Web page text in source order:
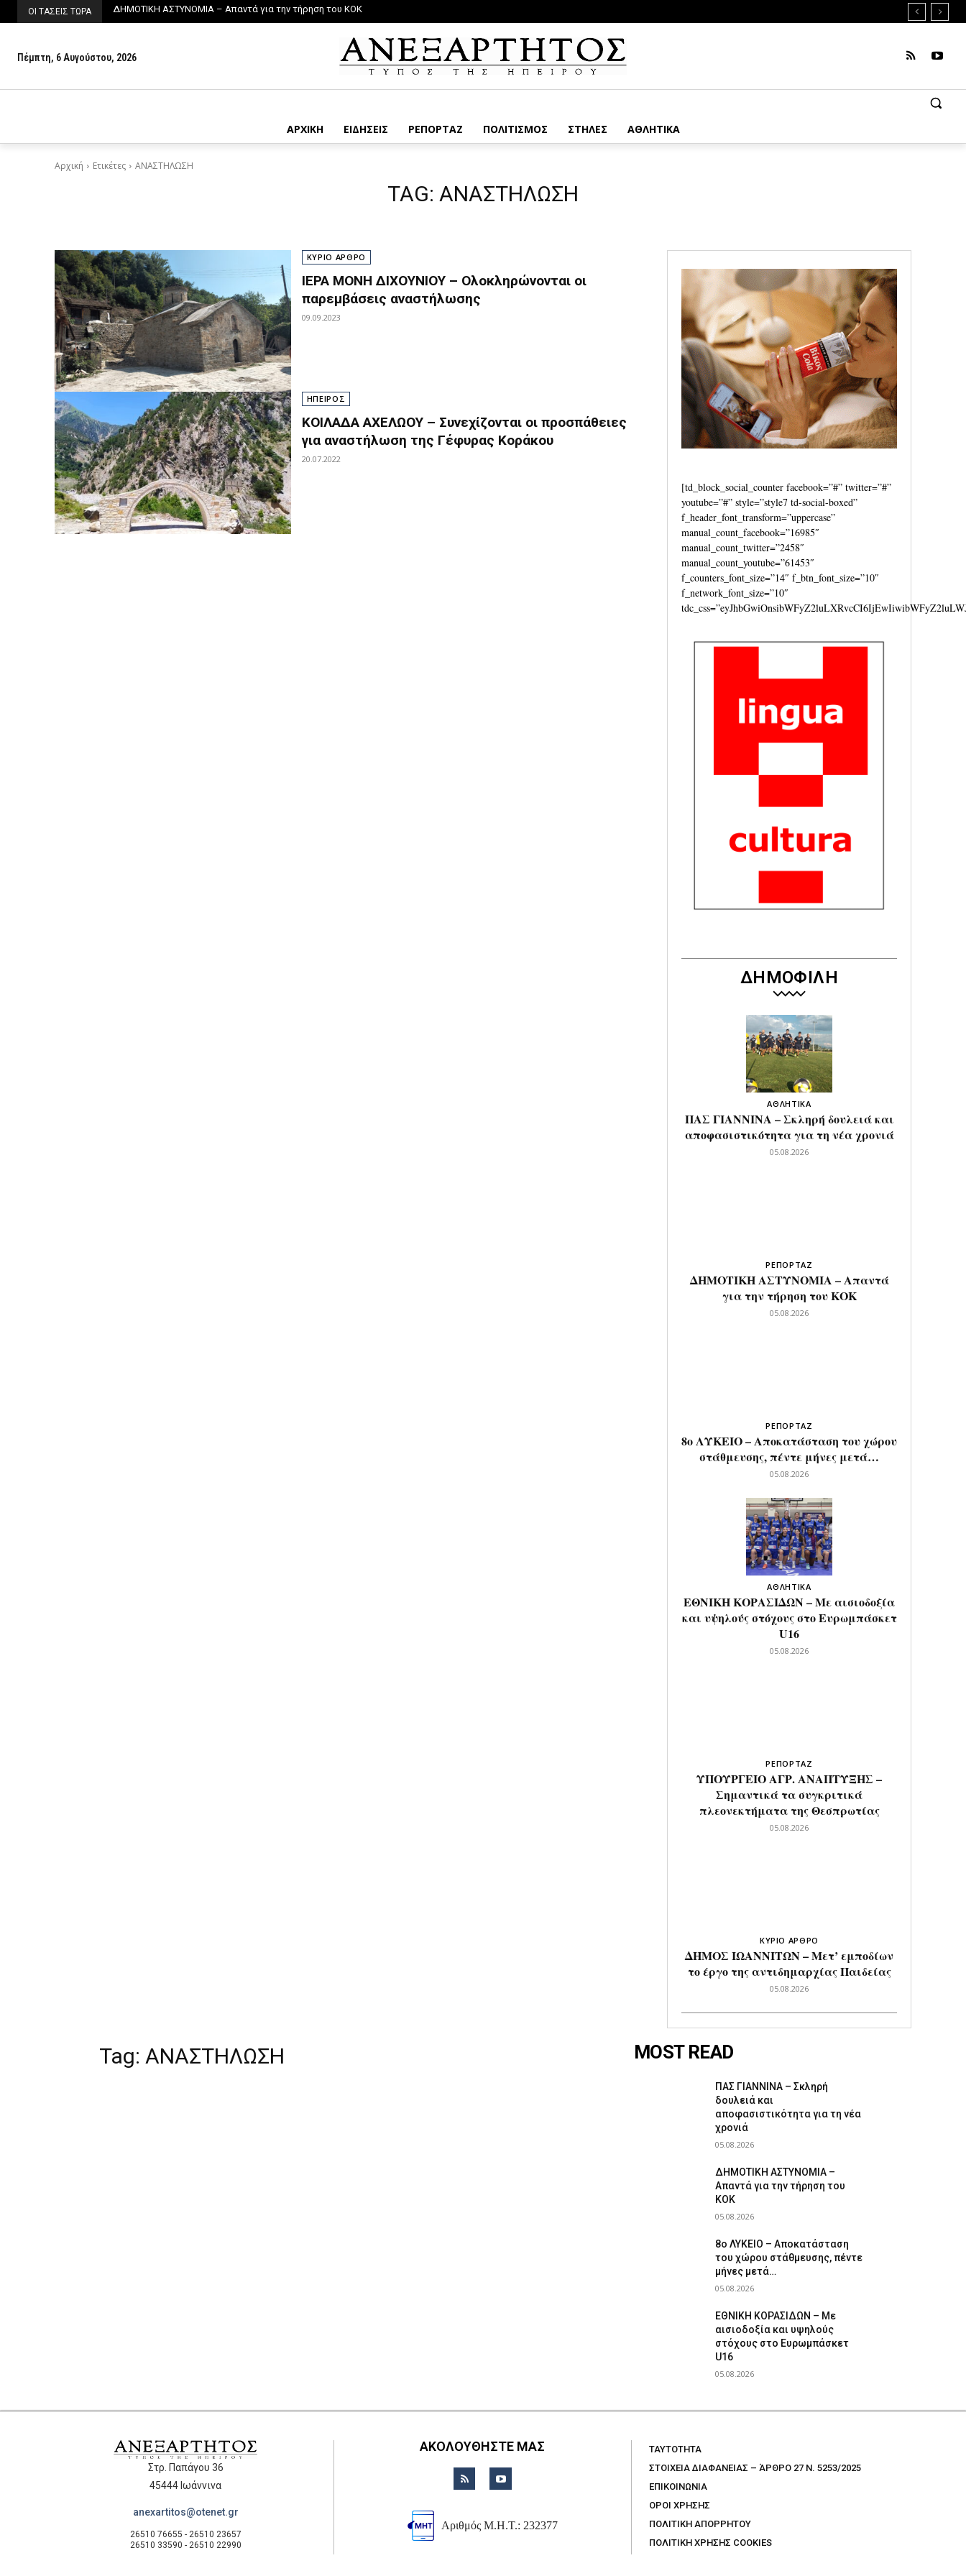
ΟΙ ΤΑΣΕΙΣ ΤΩΡΑ ΔΗΜΟΤΙΚΗ ΑΣΤΥΝΟΜΙΑ – Απαντά για την τήρηση του ΚΟΚ
Πέμπτη, 6 Αυγούστου, 2026
ΑΡΧΙΚΗ ΕΙΔΗΣΕΙΣ ΡΕΠΟΡΤΑΖ ΠΟΛΙΤΙΣΜΟΣ ΣΤΗΛΕΣ ΑΘΛΗΤΙΚΑ
Αρχική Ετικέτες ΑΝΑΣΤΗΛΩΣΗ
TAG: ΑΝΑΣΤΗΛΩΣΗ
ΚΥΡΙΟ ΑΡΘΡΟ
ΙΕΡΑ ΜΟΝΗ ΔΙΧΟΥΝΙΟΥ – Ολοκληρώνονται οι
παρεμβάσεις αναστήλωσης
09.09.2023
ΗΠΕΙΡΟΣ
ΚΟΙΛΑΔΑ ΑΧΕΛΩΟΥ – Συνεχίζονται οι προσπάθειες
για αναστήλωση της Γέφυρας Κοράκου
20.07.2022
[td_block_social_counter facebook=”#” twitter=”#”
youtube=”#” style=”style7 td-social-boxed”
f_header_font_transform=”uppercase”
manual_count_facebook=”16985″
manual_count_twitter=”2458″
manual_count_youtube=”61453″
f_counters_font_size=”14″ f_btn_font_size=”10″
f_network_font_size=”10″
ΔΗΜΟΦΙΛΗ
ΑΘΛΗΤΙΚΑ
ΠΑΣ ΓΙΑΝΝΙΝΑ – Σκληρή δουλειά και
αποφασιστικότητα για τη νέα χρονιά
05.08.2026
ΡΕΠΟΡΤΑΖ
ΔΗΜΟΤΙΚΗ ΑΣΤΥΝΟΜΙΑ – Απαντά
για την τήρηση του ΚΟΚ
05.08.2026
ΡΕΠΟΡΤΑΖ
8ο ΛΥΚΕΙΟ – Αποκατάσταση του χώρου
στάθμευσης, πέντε μήνες μετά…
05.08.2026
ΑΘΛΗΤΙΚΑ
ΕΘΝΙΚΗ ΚΟΡΑΣΙΔΩΝ – Με αισιοδοξία
και υψηλούς στόχους στο Ευρωμπάσκετ
U16
05.08.2026
ΡΕΠΟΡΤΑΖ
ΥΠΟΥΡΓΕΙΟ ΑΓΡ. ΑΝΑΠΤΥΞΗΣ –
Σημαντικά τα συγκριτικά
πλεονεκτήματα της Θεσπρωτίας
05.08.2026
ΚΥΡΙΟ ΑΡΘΡΟ
ΔΗΜΟΣ ΙΩΑΝΝΙΤΩΝ – Μετ’ εμποδίων
το έργο της αντιδημαρχίας Παιδείας
05.08.2026
Tag: ΑΝΑΣΤΗΛΩΣΗ MOST READ
ΠΑΣ ΓΙΑΝΝΙΝΑ – Σκληρή
δουλειά και
αποφασιστικότητα για τη νέα
χρονιά
05.08.2026
ΔΗΜΟΤΙΚΗ ΑΣΤΥΝΟΜΙΑ –
Απαντά για την τήρηση του
ΚΟΚ
05.08.2026
8ο ΛΥΚΕΙΟ – Αποκατάσταση
του χώρου στάθμευσης, πέντε
μήνες μετά…
05.08.2026
ΕΘΝΙΚΗ ΚΟΡΑΣΙΔΩΝ – Με
αισιοδοξία και υψηλούς
στόχους στο Ευρωμπάσκετ
U16
05.08.2026
Στρ. Παπάγου 36
45444 Ιωάννινα
anexartitos@otenet.gr
26510 76655 - 26510 23657
26510 33590 - 26510 22990
ΑΚΟΛΟΥΘΗΣΤΕ ΜΑΣ
Αριθμός Μ.Η.Τ.: 232377
TAYTOTHTA
ΣΤΟΙΧΕΙΑ ΔΙΑΦΑΝΕΙΑΣ – ΆΡΘΡΟ 27 Ν. 5253/2025
ΕΠΙΚΟΙΝΩΝΙΑ
ΟΡΟΙ ΧΡΗΣΗΣ
ΠΟΛΙΤΙΚΗ ΑΠΟΡΡΗΤΟΥ
ΠΟΛΙΤΙΚΗ ΧΡΗΣΗΣ COOKIES